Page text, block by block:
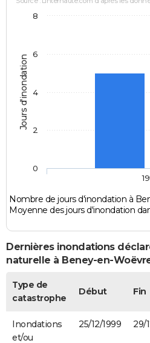
Jours d'inondation
Nombre de jours d'inondation à
Moyenne des jours d'inondation
0
2
4
6
8
Dernières inondations
naturelle à Beney-en-
Type de
catastrophe
Début Fin
Inondations
et/ou
25/12/1999 29/